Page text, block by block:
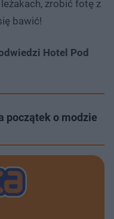
zrobić fotę z
bawić!
Hotel Pod
początek o modzie